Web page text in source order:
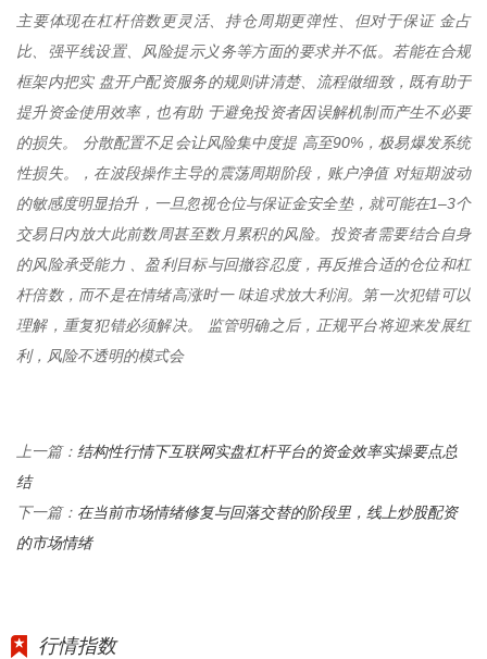
主要体现在杠杆倍数更灵活、持仓周期更弹性、但对于保证 金占
比、强平线设置、风险提示义务等方面的要求并不低。若能在合规
框架内把实 盘开户配资服务的规则讲清楚、流程做细致，既有助于
提升资金使用效率，也有助 于避免投资者因误解机制而产生不必要
的损失。 分散配置不足会让风险集中度提 高至90%，极易爆发系统
性损失。，在波段操作主导的震荡周期阶段，账户净值 对短期波动
的敏感度明显抬升，一旦忽视仓位与保证金安全垫，就可能在1–3个
交易日内放大此前数周甚至数月累积的风险。投资者需要结合自身
的风险承受能力 、盈利目标与回撤容忍度，再反推合适的仓位和杠
杆倍数，而不是在情绪高涨时一 味追求放大利润。第一次犯错可以
理解，重复犯错必须解决。 监管明确之后，正规平台将迎来发展红
利，风险不透明的模式会
上一篇： 结构性行情下互联网实盘杠杆平台的资金效率实操要点总
结
下一篇： 在当前市场情绪修复与回落交替的阶段里，线上炒股配资
的市场情绪
行情指数